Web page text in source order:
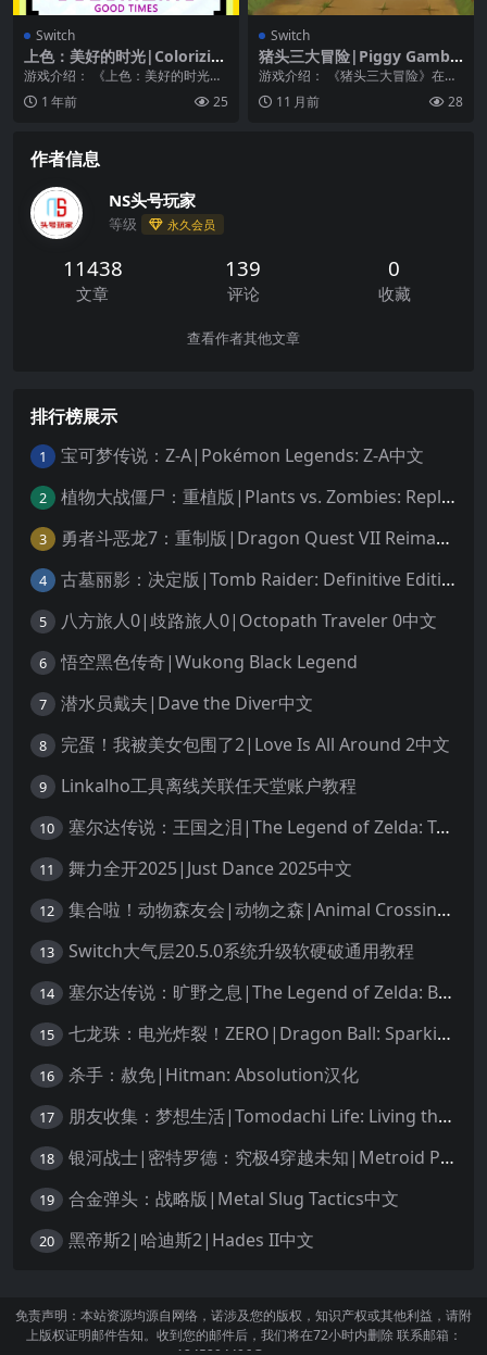
Switch
上色：美好的时光|Colorizin
g: Good Times中文
游戏介绍： 《上色：美好的时光》
数字着色游戏放松身心 这本涂色书
是心情好的保证。...
1 年前 25
Switch
猪头三大冒险|Piggy Gambit
中文
游戏介绍： 《猪头三大冒险》在象
棋王国中寻找生命的意义。 我们的
主人公是一只小猪...
11 月前 28
作者信息
NS头号玩家
等级 永久会员
11438
文章
139
评论
0
收藏
查看作者其他文章
排行榜展示
1 宝可梦传说：Z-A|Pokémon Legends: Z-A中文
2 植物大战僵尸：重植版|Plants vs. Zombies: Replanted中文
3 勇者斗恶龙7：重制版|Dragon Quest VII Reimagined中文
4 古墓丽影：决定版|Tomb Raider: Definitive Edition中文
5 八方旅人0|歧路旅人0|Octopath Traveler 0中文
6 悟空黑色传奇|Wukong Black Legend
7 潜水员戴夫|Dave the Diver中文
8 完蛋！我被美女包围了2|Love Is All Around 2中文
9 Linkalho工具离线关联任天堂账户教程
10 塞尔达传说：王国之泪|The Legend of Zelda: Tears of the Kingdom中文
11 舞力全开2025|Just Dance 2025中文
12 集合啦！动物森友会|动物之森|Animal Crossing: New Horizons中文
13 Switch大气层20.5.0系统升级软硬破通用教程
14 塞尔达传说：旷野之息|The Legend of Zelda: Breath of the Wild中文
15 七龙珠：电光炸裂！ZERO|Dragon Ball: Sparking! Zero中文
16 杀手：赦免|Hitman: Absolution汉化
17 朋友收集：梦想生活|Tomodachi Life: Living the Dream中文
18 银河战士|密特罗德：究极4穿越未知|Metroid Prime 4: Beyond中文
19 合金弹头：战略版|Metal Slug Tactics中文
20 黑帝斯2|哈迪斯2|Hades II中文
免责声明：本站资源均源自网络，诺涉及您的版权，知识产权或其他利益，请附
上版权证明邮件告知。收到您的邮件后，我们将在72小时内删除 联系邮箱：